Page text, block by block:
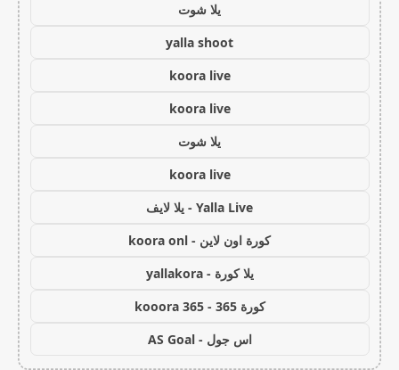
يلا شوت
yalla shoot
koora live
koora live
يلا شوت
koora live
Yalla Live - يلا لايف
كورة اون لاين - koora onl
يلا كورة - yallakora
كورة 365 - kooora 365
اس جول - AS Goal